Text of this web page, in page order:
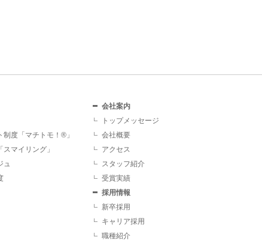
制度「マチトモ！®」
マイリング」
ュ
会社案内
トップメッセージ
会社概要
アクセス
スタッフ紹介
受賞実績
採用情報
新卒採用
キャリア採用
職種紹介